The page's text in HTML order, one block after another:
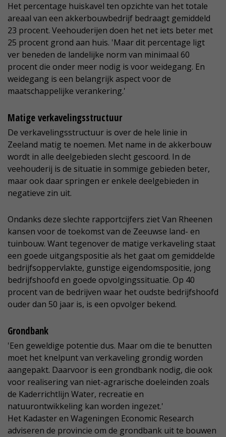
Het percentage huiskavel ten opzichte van het totale
areaal van een akkerbouwbedrijf bedraagt gemiddeld
23 procent. Veehouderijen doen het net iets beter met
25 procent grond aan huis. 'Maar dit percentage ligt
ver beneden de landelijke norm van minimaal 60
procent die onder meer nodig is voor weidegang. En
weidegang is een belangrijk aspect voor de
maatschappelijke verankering.'
Matige verkavelingsstructuur
De verkavelingsstructuur is over de hele linie in
Zeeland matig te noemen. Met name in de akkerbouw
wordt in alle deelgebieden slecht gescoord. In de
veehouderij is de situatie in sommige gebieden beter,
maar ook daar springen er enkele deelgebieden in
negatieve zin uit.
Ondanks deze slechte rapportcijfers ziet Van Rheenen
kansen voor de toekomst van de Zeeuwse land- en
tuinbouw. Want tegenover de matige verkaveling staat
een goede uitgangspositie als het gaat om gemiddelde
bedrijfsoppervlakte, gunstige eigendomspositie, jong
bedrijfshoofd en goede opvolgingssituatie. Op 40
procent van de bedrijven waar het oudste bedrijfshoofd
ouder dan 50 jaar is, is een opvolger bekend.
Grondbank
'Een geweldige potentie dus. Maar om die te benutten
moet het knelpunt van verkaveling grondig worden
aangepakt. Daarvoor is een grondbank nodig, die ook
voor realisering van niet-agrarische doeleinden zoals
de Kaderrichtlijn Water, recreatie en
natuurontwikkeling kan worden ingezet.'
Het Kadaster en Wageningen Economic Research
adviseren de provincie om de grondbank uit te bouwen